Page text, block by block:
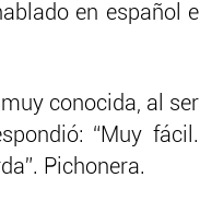
en español e
conocida, al ser
“Muy fácil.
Pichonera.